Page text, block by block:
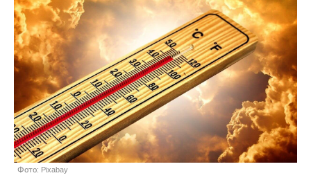
Фото: Pixabay